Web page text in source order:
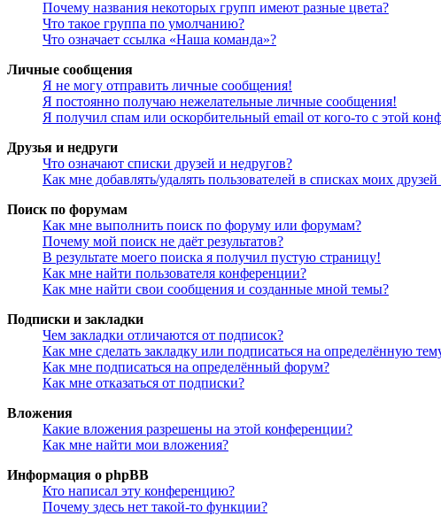
Почему названия некоторых групп имеют разные цвета?
Что такое группа по умолчанию?
Что означает ссылка «Наша команда»?
Личные сообщения
Я не могу отправить личные сообщения!
Я постоянно получаю нежелательные личные сообщения!
Я получил спам или оскорбительный email от кого-то с этой
Друзья и недруги
Что означают списки друзей и недругов?
Как мне добавлять/удалять пользователей в списках моих
Поиск по форумам
Как мне выполнить поиск по форуму или форумам?
Почему мой поиск не даёт результатов?
В результате моего поиска я получил пустую страницу!
Как мне найти пользователя конференции?
Как мне найти свои сообщения и созданные мной темы?
Подписки и закладки
Чем закладки отличаются от подписок?
Как мне сделать закладку или подписаться на определённую
Как мне подписаться на определённый форум?
Как мне отказаться от подписки?
Вложения
Какие вложения разрешены на этой конференции?
Как мне найти мои вложения?
Информация о phpBB
Кто написал эту конференцию?
Почему здесь нет такой-то функции?